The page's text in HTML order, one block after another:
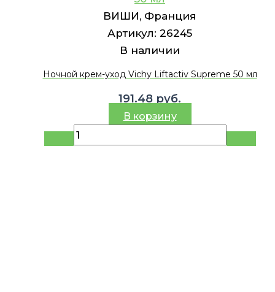
ВИШИ, Франция
Артикул: 26245
В наличии
Ночной крем-уход Vichy Liftactiv Supreme 50 мл
191.48 руб.
В корзину